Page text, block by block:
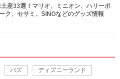
土産33選！マリオ、ミニオン、ハリーポ
ク、セサミ、SINGなどのグッズ情報
バズ ディズニーランド